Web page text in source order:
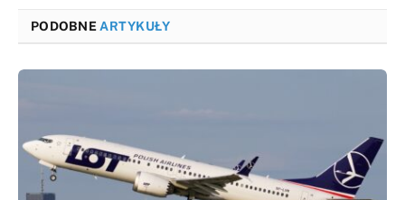
PODOBNE ARTYKUŁY